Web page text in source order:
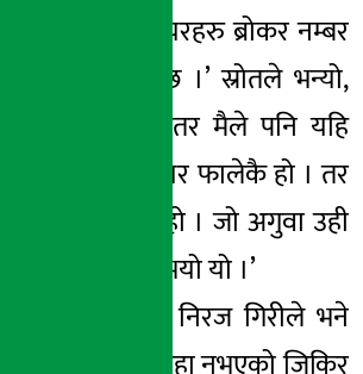
सबैभन्दा बढी ती सेयरहरु ब्रोकर नम्बर
५८ बाट बेचिएको छ ।’ स्रोतले भन्यो,
‘भन्न त नमिल्ने हो तर मैले पनि यहि
सूचना पाएर थोरै सेयर फालेकै हो । तर
यो सरासर अपराध हो । जो अगुवा उही
बाटो के जातिजस्तो भयो यो ।’
यता बोर्डका प्रवक्ता निरज गिरीले भने